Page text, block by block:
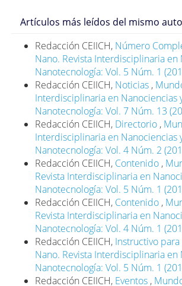
Artículos más leídos del mismo
Redacción CEIICH, Número
Nano. Revista Interdisciplinaria en
Nanotecnología: Vol. 5 Núm. 1
Redacción CEIICH, Noticias ,
Interdisciplinaria en Nanociencias
Nanotecnología: Vol. 7 Núm. 13
Redacción CEIICH, Directorio ,
Interdisciplinaria en Nanociencias
Nanotecnología: Vol. 4 Núm. 2
Redacción CEIICH, Contenido ,
Revista Interdisciplinaria en
Nanotecnología: Vol. 5 Núm. 1
Redacción CEIICH, Contenido ,
Revista Interdisciplinaria en
Nanotecnología: Vol. 4 Núm. 1
Redacción CEIICH, Instructivo
Nano. Revista Interdisciplinaria en
Nanotecnología: Vol. 5 Núm. 1
Redacción CEIICH, Eventos ,